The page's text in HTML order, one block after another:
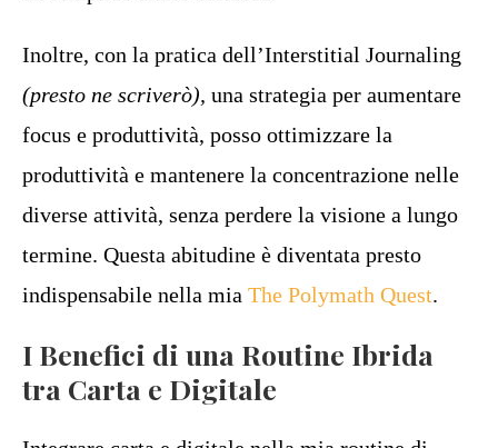
Inoltre, con la pratica dell’Interstitial Journaling
(presto ne scriverò), una strategia per aumentare
focus e produttività, posso ottimizzare la
produttività e mantenere la concentrazione nelle
diverse attività, senza perdere la visione a lungo
termine. Questa abitudine è diventata presto
indispensabile nella mia The Polymath Quest.
I Benefici di una Routine Ibrida
tra Carta e Digitale